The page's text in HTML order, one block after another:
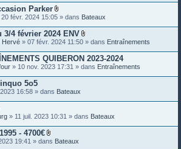
è
e
s
o
n
t
e
s
Parker
P
è
c
e
s
j
o
t
e
s
20 févr. 2024 15:05 » dans Bateaux
4 février 2024 ENV
P
è
c
e
s
e
s
Hervé » 07 févr. 2024 11:50 » dans Entraînements
QUIBERON 2023-2024
» 10 nov. 2023 17:31 » dans Entraînements
5o5
16:58 » dans Bateaux
» 11 juil. 2023 10:31 » dans Bateaux
- 4700€
P
19:41 » dans Bateaux